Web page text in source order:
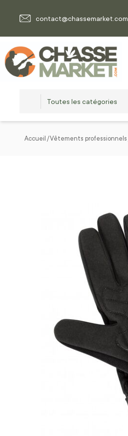
contact@chassemarket.com
Toutes les catégories
Accueil Vêtements professionnels